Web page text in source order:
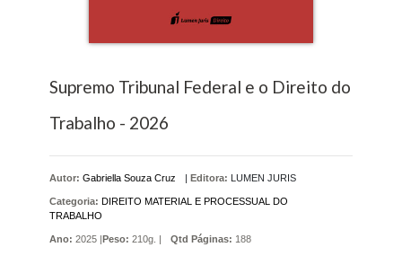
Supremo Tribunal Federal e o Direito do
Trabalho - 2026
Autor: Gabriella Souza Cruz Editora: LUMEN JURIS
Categoria: DIREITO MATERIAL E PROCESSUAL DO
TRABALHO
Ano: 2025 | Peso: 210g. | Qtd Páginas: 188